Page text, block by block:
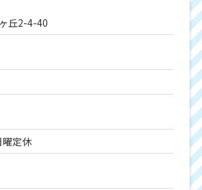
丘2-4-40
定休